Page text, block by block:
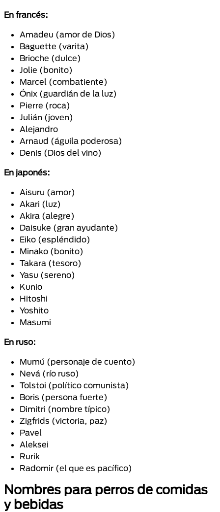
En francés:
Amadeu (amor de Dios)
Baguette (varita)
Brioche (dulce)
Jolie (bonito)
Marcel (combatiente)
Ónix (guardián de la luz)
Pierre (roca)
Julián (joven)
Alejandro
Arnaud (águila poderosa)
Denis (Dios del vino)
En japonés:
Aisuru (amor)
Akari (luz)
Akira (alegre)
Daisuke (gran ayudante)
Eiko (espléndido)
Minako (bonito)
Takara (tesoro)
Yasu (sereno)
Kunio
Hitoshi
Yoshito
Masumi
En ruso:
Mumú (personaje de cuento)
Nevá (río ruso)
Tolstoi (político comunista)
Boris (persona fuerte)
Dimitri (nombre típico)
Zigfrids (victoria, paz)
Pavel
Aleksei
Rurik
Radomir (el que es pacífico)
Nombres para perros de comidas
y bebidas